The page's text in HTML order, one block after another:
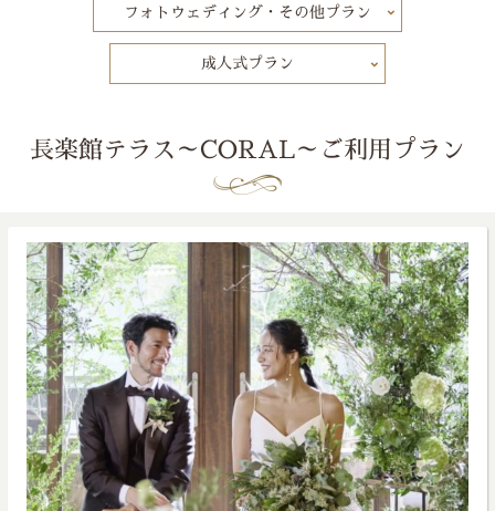
フォトウェディング・その他プラン
成人式プラン
長楽館テラス～CORAL～ご利用プラン